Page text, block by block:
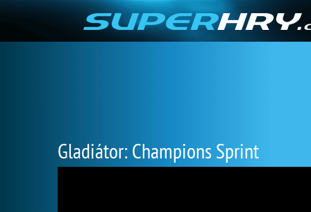
Gladiátor: Champions Sprint